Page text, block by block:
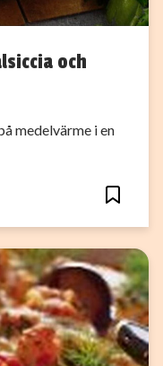
och
medelvärme i en